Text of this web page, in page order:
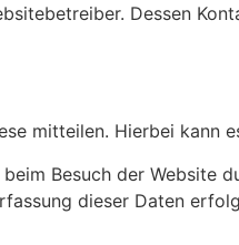
Dessen
mitteilen. Hierbei kann
Besuch der
dieser Daten